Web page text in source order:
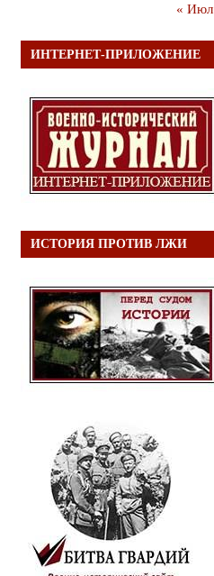
« Июл
ИНТЕРНЕТ-ПРИЛОЖЕНИЕ
ИСТОРИЯ ПРОТИВ ЛЖИ